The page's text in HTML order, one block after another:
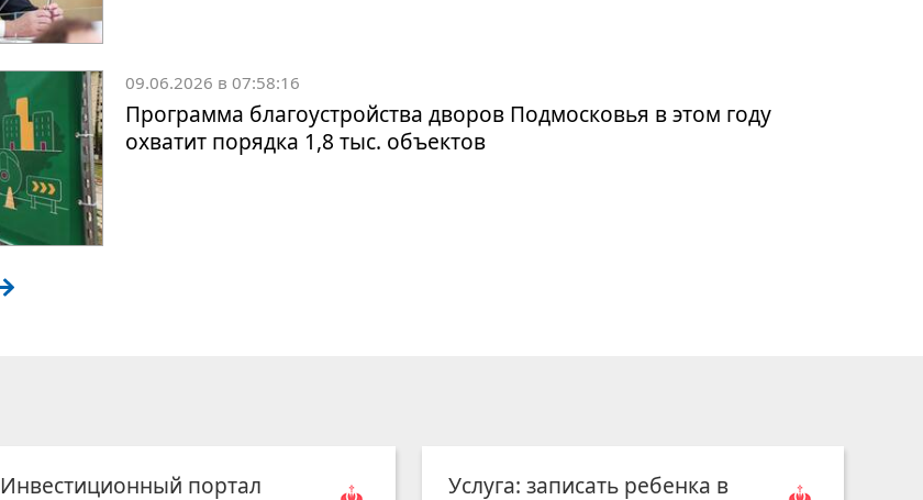
09.06.2026 в 07:58:16
Программа благоустройства дворов Подмосковья в этом году
охватит порядка 1,8 тыс. объектов
Инвестиционный портал
Услуга: записать ребенка в